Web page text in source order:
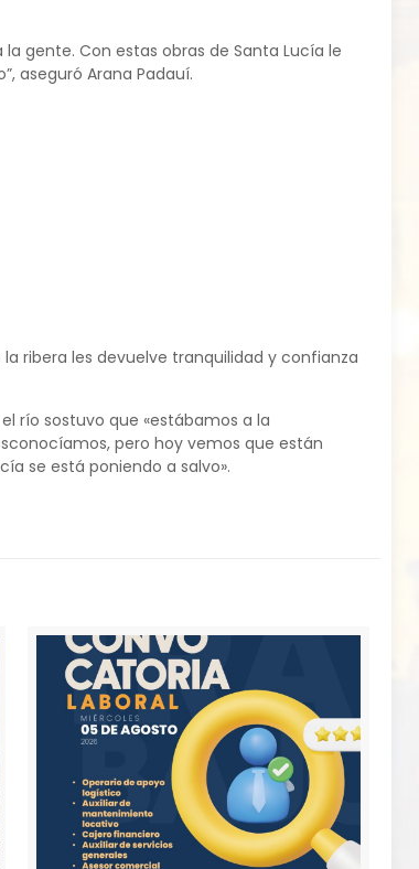
gente. Con estas obras de Santa Lucía le
aseguró Arana Padauí.
ribera les devuelve tranquilidad y confianza
río sostuvo que «estábamos a la
pero hoy vemos que están
se está poniendo a salvo».